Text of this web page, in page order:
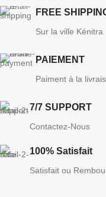
FREE
Sur la ville Kénitra
PAIEMENT
Paiment à la
7/7 SUPPORT
Contactez-Nous
100% Satisfait
Satisfait ou